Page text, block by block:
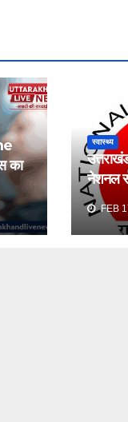
का
स्वास्थ्य
नेशनल
FEB